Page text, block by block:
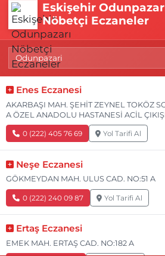
Eskişehir
Nöbetçi Eczaneler
Enes Eczanesi
AKARBAŞI MAH. ŞEHİT ZEYNEL TOKÖZ
A ÖZEL ANADOLU HASTANESİ ACİL
0 (222) 405 76 69 Yol Tarifi Al
Neşe Eczanesi
GÖKMEYDAN MAH. ULUS CAD. NO:51 A
0 (222) 240 09 87 Yol Tarifi Al
Ertaş Eczanesi
EMEK MAH. ERTAŞ CAD. NO:182 A